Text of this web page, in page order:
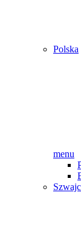
Polska
menu